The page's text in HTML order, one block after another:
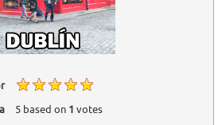
5based on 1 votes